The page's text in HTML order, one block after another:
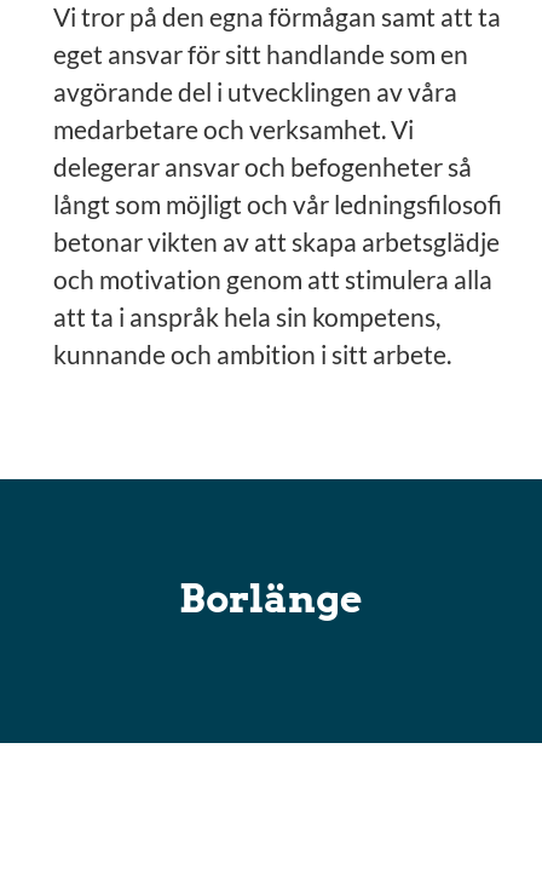
Vi tror på den egna förmågan samt att ta
eget ansvar för sitt handlande som en
avgörande del i utvecklingen av våra
medarbetare och verksamhet. Vi
delegerar ansvar och befogenheter så
långt som möjligt och vår ledningsfilosofi
betonar vikten av att skapa arbetsglädje
och motivation genom att stimulera alla
att ta i anspråk hela sin kompetens,
kunnande och ambition i sitt arbete.
Borlänge